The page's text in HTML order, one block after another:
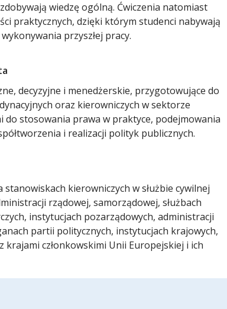
wiedzę ogólną. Ćwiczenia natomiast
praktycznych, dzięki którym studenci nabywają
przyszłej pracy.
decyzyjne i menedżerskie, przygotowujące do
oraz kierowniczych w sektorze
do stosowania prawa w praktyce, podejmowania
i realizacji polityk publicznych.
kierowniczych w służbie cywilnej
rządowej, samorządowej, służbach
instytucjach pozarządowych, administracji
partii politycznych, instytucjach krajowych,
krajami członkowskimi Unii Europejskiej i ich